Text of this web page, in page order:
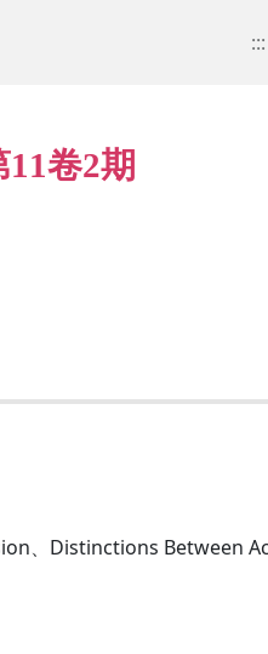
:::
卷2期
、Distinctions Between